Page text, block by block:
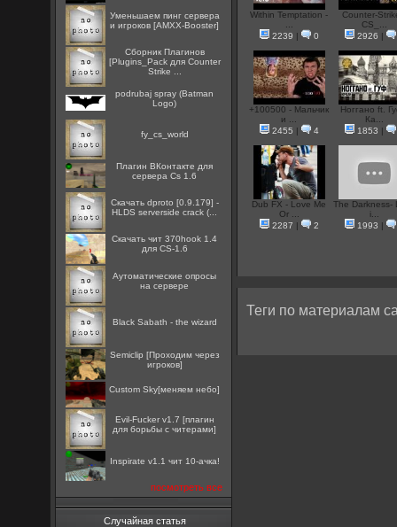
Уменьшаем пинг сервера
и игроков [AMXX-Booster]
Сборник Плагинов
[Plugins_Pack для Counter
Strike ...
podrubaj spray (Batman
Logo)
fy_cs_world
Плагин ВКонтакте для
сервера Cs 1.6
Скачать dproto [0.9.179] -
HLDS serverside crack (...
Скачать чит 370hook 1.4
для CS-1.6
Аутоматические опросы
на сервере
Black Sabath - the wizard
Semiclip [Проходим через
игроков]
Custom Sky[меняем небо]
Evil-Fucker v1.7 [плагин
для борьбы с читерами]
Inspirate v1.1 чит 10-ачка!
посмотреть все
Случайная статья
Within Temptation -
2239 | 0
Counter-
CS_...
2926 |
+100500 - Мальчик
и ...
2455 | 4
Ноггано ft.
Ка...
1853 |
Dub FX - Love Me
Or ...
2287 | 2
The Darkness-
i...
1993 |
Теги по материалам